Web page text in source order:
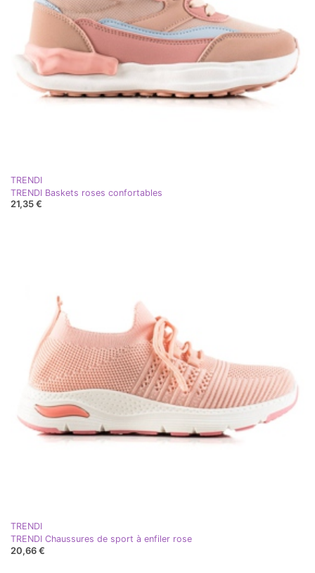
TRENDI
TRENDI Baskets roses confortables
21,35 €
TRENDI
TRENDI Chaussures de sport à enfiler rose
20,66 €